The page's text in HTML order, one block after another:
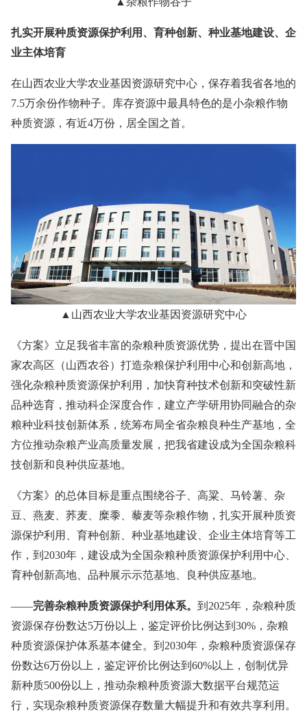
扎实开展种质资源保护利用、育种创新、种业基地建设、企
业主体培育
在山西农业大学农业基因资源研究中心，保存着我省各地的
7.5万余份作物种子。库存资源中最具特色的是小杂粮作物
种质资源，有近4万份，居全国之首。
▲山西农业大学农业基因资源研究中心
《方案》立足我省丰富的杂粮种质资源优势，提出在晋中国
家农高区（山西农谷）打造杂粮保护利用中心和创新高地，
强化杂粮种质资源保护利用，加快育种技术创新和突破性新
品种选育，推动科企深度合作，建立产学研用协同融合的杂
粮种业科技创新体系，统筹布局全省杂粮良种生产基地，全
方位推动杂粮产业高质量发展，把我省建设成为全国杂粮科
技创新和良种供应基地。
《方案》的总体目标是重点围绕谷子、高粱、马铃薯、杂
豆、燕麦、荞麦、糜黍、藜麦等杂粮作物，扎实开展种质资
源保护利用、育种创新、种业基地建设、企业主体培育等工
作，到2030年，建设成为全国杂粮种质资源保护利用中心、
育种创新高地、品种展示示范基地、良种供应基地。
——完善杂粮种质资源保护利用体系。 到2025年，杂粮种质
资源保存份数达5万份以上，鉴定评价比例达到30%，杂粮
种质资源保护体系基本健全。到2030年，杂粮种质资源保存
份数达6万份以上，鉴定评价比例达到60%以上，创制优异
新种质500份以上，推动杂粮种质资源大数据平台规范运
行，实现杂粮种质资源保存数量大幅提升和有效共享利用。